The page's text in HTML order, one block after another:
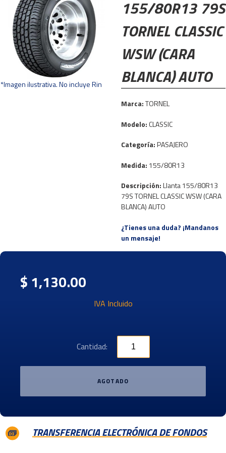
*Imagen ilustrativa. No incluye Rin
155/80R13 79S
TORNEL CLASSIC
WSW (CARA
BLANCA) AUTO
Marca:TORNEL
Modelo: CLASSIC
Categoría:PASAJERO
Medida: 155/80R13
Descripción:Llanta 155/80R13
79S TORNEL CLASSIC WSW (CARA
BLANCA) AUTO
¿Tienes una duda? ¡Mandanos
un mensaje!
$ 1,130.00
IVA Incluido
Cantidad:
AGOTADO
TRANSFERENCIA ELECTRÓNICA DE FONDOS